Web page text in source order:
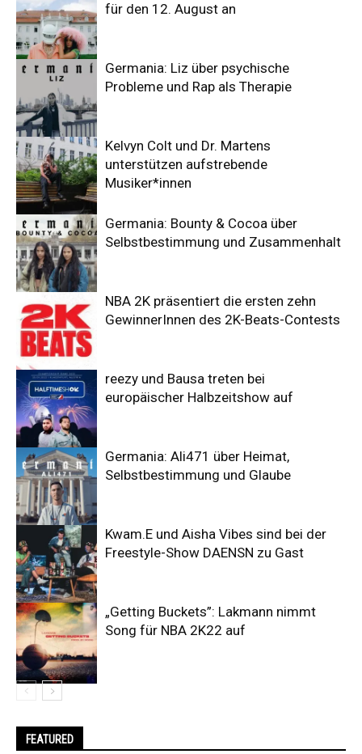
für den 12. August an
Germania: Liz über psychische
Probleme und Rap als Therapie
Kelvyn Colt und Dr. Martens
unterstützen aufstrebende
Musiker*innen
Germania: Bounty & Cocoa über
Selbstbestimmung und Zusammenhalt
NBA 2K präsentiert die ersten zehn
GewinnerInnen des 2K-Beats-Contests
reezy und Bausa treten bei
europäischer Halbzeitshow auf
Germania: Ali471 über Heimat,
Selbstbestimmung und Glaube
Kwam.E und Aisha Vibes sind bei der
Freestyle-Show DAENSN zu Gast
„Getting Buckets”: Lakmann nimmt
Song für NBA 2K22 auf
FEATURED